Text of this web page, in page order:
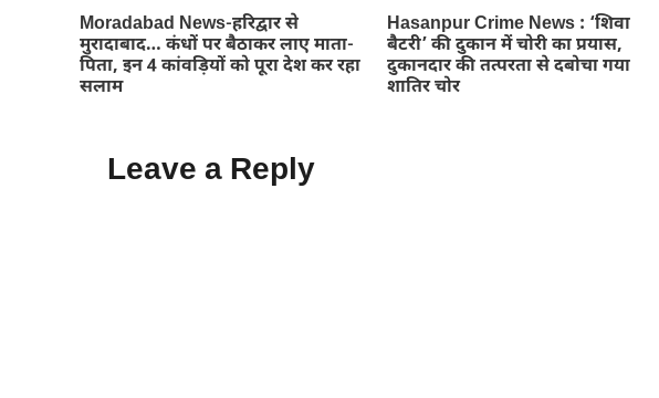
Moradabad News-हरिद्वार से
मुरादाबाद… कंधों पर बैठाकर लाए माता-
पिता, इन 4 कांवड़ियों को पूरा देश कर रहा
सलाम
Hasanpur Crime News : ‘शिवा
बैटरी’ की दुकान में चोरी का प्रयास,
दुकानदार की तत्परता से दबोचा गया
शातिर चोर
Leave a Reply